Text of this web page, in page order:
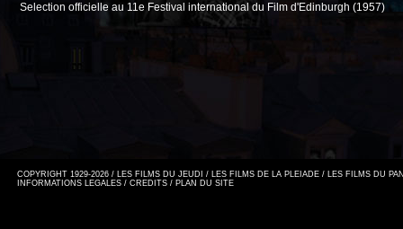
Selection officielle au 11e Festival international du Film d'Edinburgh (1957)
COPYRIGHT 1929-2026 / LES FILMS DU JEUDI / LES FILMS DE LA PLEIADE / LES FILMS DU
INFORMATIONS LEGALES / CREDITS / PLAN DU SITE